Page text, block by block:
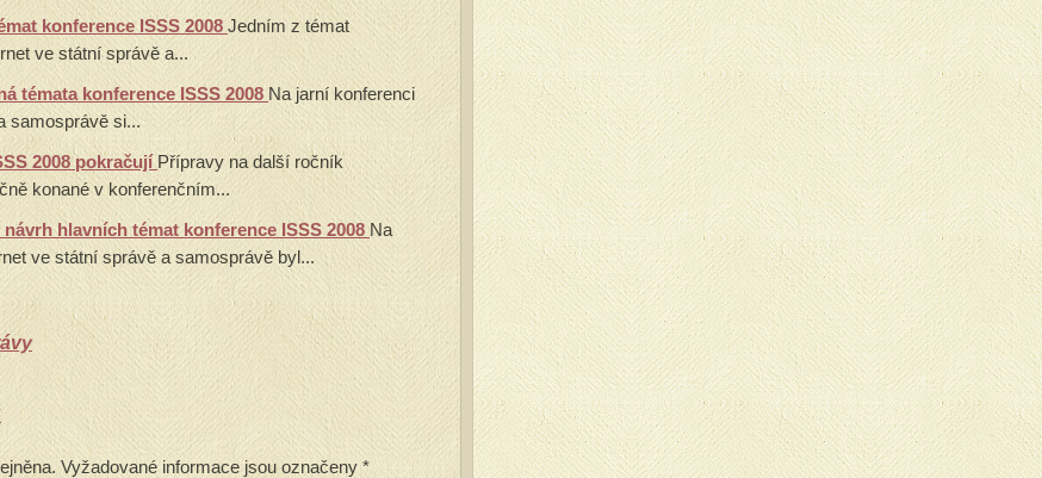
konference ISSS 2008 Jedním z témat
ve státní správě a...
témata konference ISSS 2008 Na jarní konferenci
samosprávě si...
2008 pokračují Přípravy na další ročník
konané v konferenčním...
hlavních témat konference ISSS 2008Na
ve státní správě a samosprávě byl...
Vyžadované informace jsou označeny *